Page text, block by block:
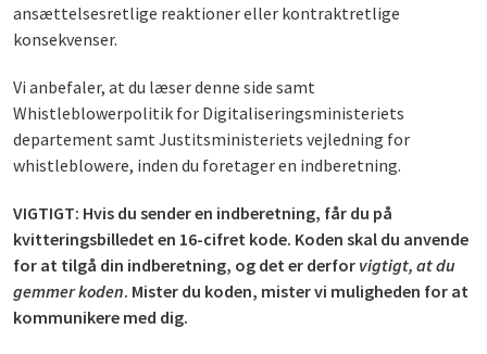
ansættelsesretlige reaktioner eller kontraktretlige
konsekvenser.
Vi anbefaler, at du læser denne side samt
Whistleblowerpolitik for Digitaliseringsministeriets
departement samt Justitsministeriets vejledning for
whistleblowere, inden du foretager en indberetning.
VIGTIGT: Hvis du sender en indberetning, får du på
kvitteringsbilledet en 16-cifret kode. Koden skal du anvende
for at tilgå din indberetning, og det er derfor vigtigt, at du
gemmer koden. Mister du koden, mister vi muligheden for at
kommunikere med dig.